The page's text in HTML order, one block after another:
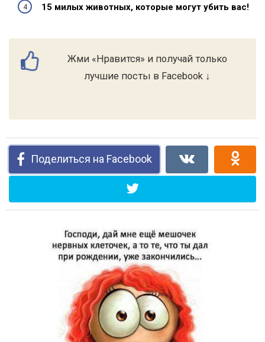
15 милых животных, которые могут убить вас!
Жми «Нравится» и получай только
лучшие посты в Facebook ↓
Поделиться на Facebook